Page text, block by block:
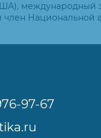
международный
член Национальной
97-67